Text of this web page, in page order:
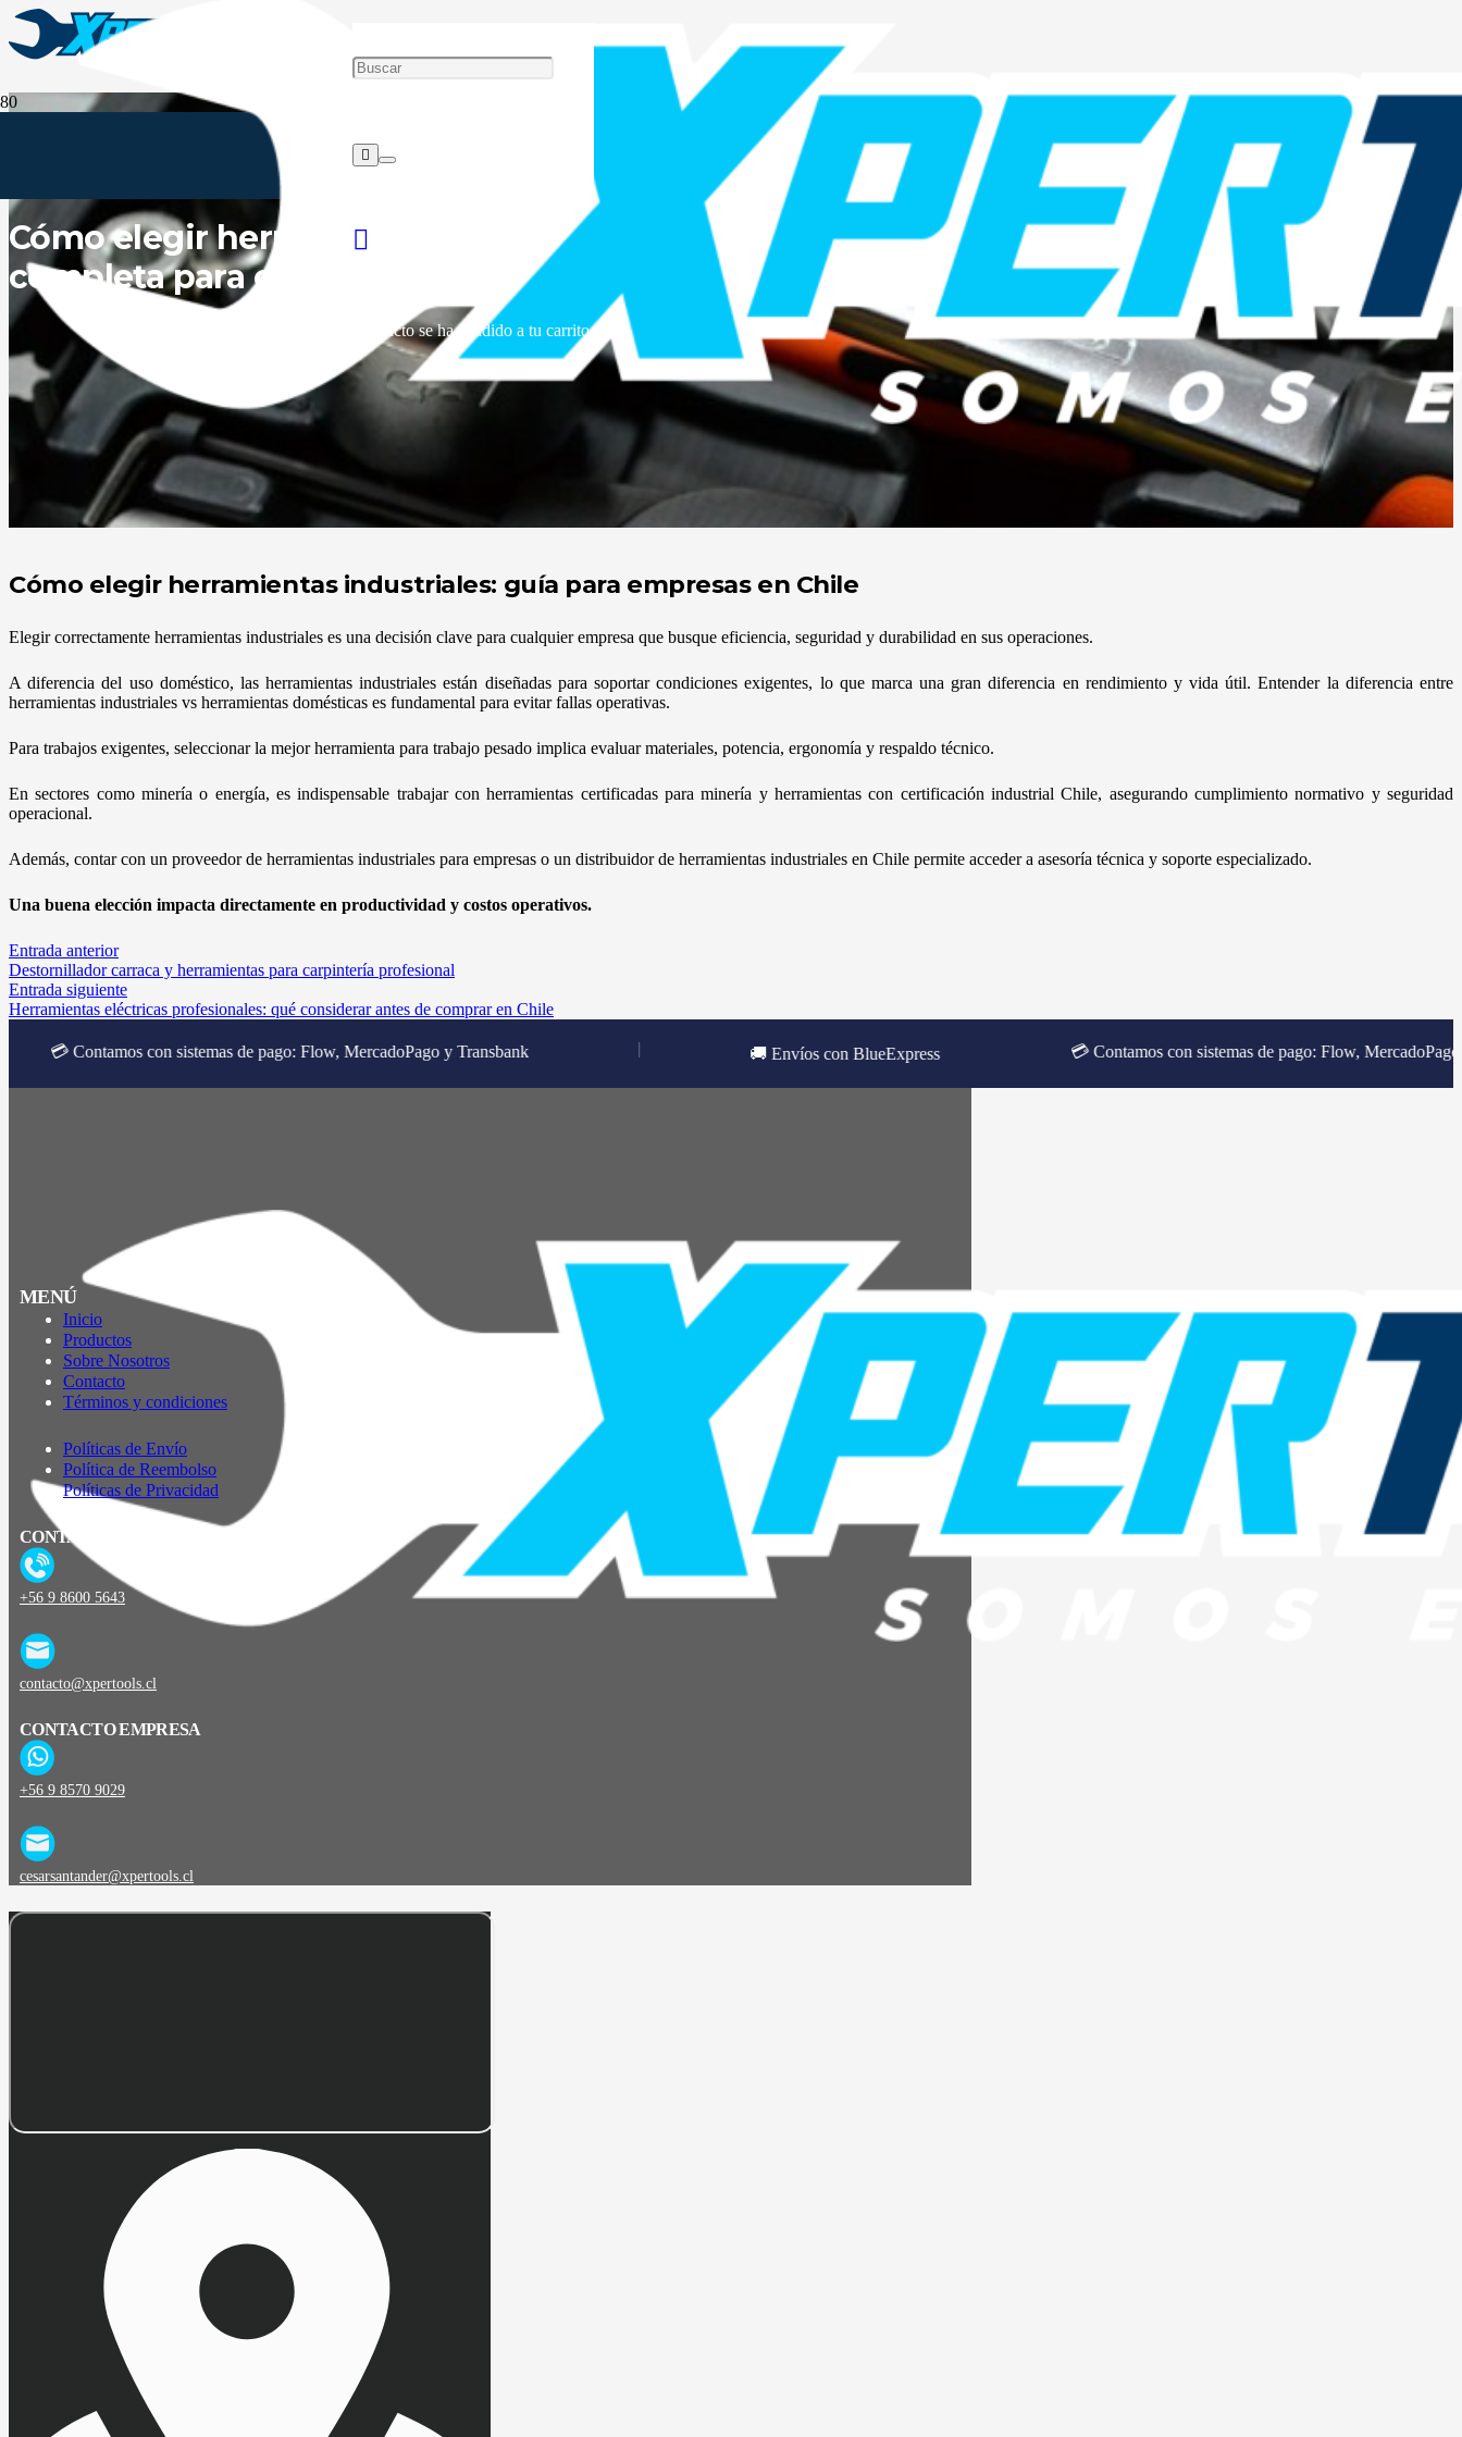
Productose ha añadido a tu carrito.
Cómo elegir herramientas industriales en Chile: guía
completa para empresas
Cómo elegir herramientas industriales: guía para empresas en Chile
Elegir correctamente herramientas industriales es una decisión clave para cualquier empresa que busque eficiencia, seguridad y durabilidad en sus operaciones.
A diferencia del uso doméstico, las herramientas industriales están diseñadas para soportar condiciones exigentes, lo que marca una gran diferencia en rendimiento y vida útil. Entender la diferencia entre
herramientas industriales vs herramientas domésticas es fundamental para evitar fallas operativas.
Para trabajos exigentes, seleccionar la mejor herramienta para trabajo pesado implica evaluar materiales, potencia, ergonomía y respaldo técnico.
En sectores como minería o energía, es indispensable trabajar con herramientas certificadas para minería y herramientas con certificación industrial Chile, asegurando cumplimiento normativo y seguridad
operacional.
Además, contar con un proveedor de herramientas industriales para empresas o un distribuidor de herramientas industriales en Chile permite acceder a asesoría técnica y soporte especializado.
Una buena elección impacta directamente en productividad y costos operativos.
Entrada anterior
Destornillador carraca y herramientas para carpintería profesional
Entrada siguiente
Herramientas eléctricas profesionales: qué considerar antes de comprar en Chile
con sistemas de pago: Flow, MercadoPago y Transbank 🚚 Envíos con BlueExpress 💳 Contamos con sistemas de pago: Flow, MercadoPago y
MENÚ
Inicio
Productos
Sobre Nosotros
Contacto
Términos y condiciones
Políticas de Envío
Política de Reembolso
Políticas de Privacidad
CONTACTO
+56 9 8600 5643
contacto@xpertools.cl
CONTACTO EMPRESA
+56 9 8570 9029
cesarsantander@xpertools.cl